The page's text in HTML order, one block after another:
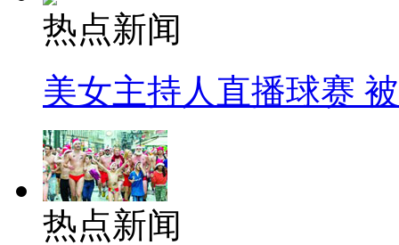
热点新闻
美女主持人直播球赛
热点新闻